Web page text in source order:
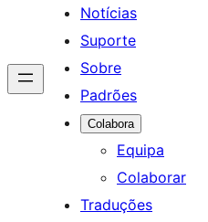
Notícias
Suporte
Sobre
Padrões
Colabora
Equipa
Colaborar
Traduções